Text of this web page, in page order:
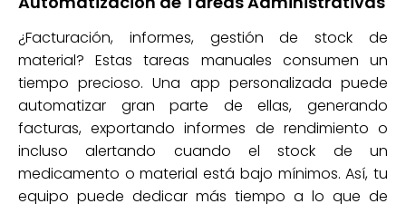
¿Facturación, informes, gestión de stock de
material? Estas tareas manuales consumen un
tiempo precioso. Una app personalizada puede
automatizar gran parte de ellas, generando
facturas, exportando informes de rendimiento o
incluso alertando cuando el stock de un
medicamento o material está bajo mínimos. Así, tu
equipo puede dedicar más tiempo a lo que de